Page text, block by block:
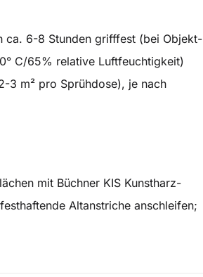
ca. 6-8 Stunden grifffest (bei Objekt-
C/65% relative Luftfeuchtigkeit)
3 m² pro Sprühdose), je nach
mit Büchner KIS Kunstharz-
Altanstriche anschleifen;